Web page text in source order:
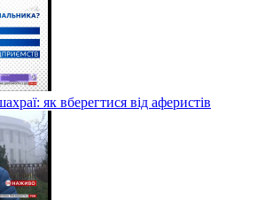
як вберегтися від аферистів